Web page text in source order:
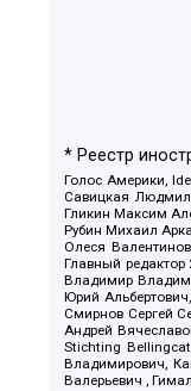
* Реестр
Голос Америки,
Савицкая
Гликин Максим
Рубин Михаил
Олеся
Главный
Владимир
Юрий
Смирнов Сергей
Андрей
Stichting
Владимирович,
Валерьевич ,